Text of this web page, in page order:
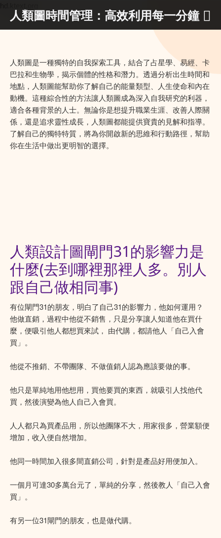
人類圖時間管理：高效利用每一分鐘
人類圖是一種獨特的自我探索工具，結合了占星學、易經、卡
巴拉和生物學，揭示個體的性格和潛力。透過分析出生時間和
地點，人類圖能幫助你了解自己的能量類型、人生使命和內在
動機。這種綜合性的方法讓人類圖成為深入自我研究的利器，
適合各種背景的人士。無論你是想提升職業生涯、改善人際關
係，還是追求靈性成長，人類圖都能提供寶貴的見解和指導。
了解自己的獨特特質，將為你開啟新的思維和行動路徑，幫助
你在生活中做出更明智的選擇。
人類設計圖閘門31的影響力是
什麼(去到哪裡那裡人多。別人
跟自己做相同事)
有位閘門31的朋友，明白了自己31的影響力，他如何運用？
他做直銷，過程中他從不銷售，只是分享讓人知道他在買什
麼，便吸引他人都想買來試， 由代購，都請他人「自己入會
買」。
他從不推銷、不帶團隊、不做值銷人認為應該要做的事。
他只是單純地用他想用，買他要買的東西，就吸引人找他代
買，然後演變為他人自己入會買。
人人都只為買產品用，所以他團隊不大，用家很多，營業額便
增加，收入便自然增加。
他同一時間加入很多間直銷公司，針對是產品好用便加入。
一個月可達30多萬台元了，單純的分享，然後教人「自己入會
買」。
有另一位31閘門的朋友，也是做代購。